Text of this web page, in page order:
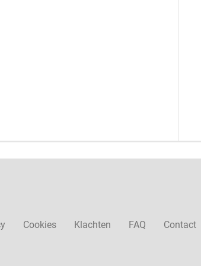
Cookies Klachten FAQ Contact